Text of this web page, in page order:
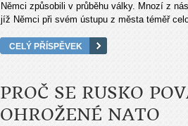
Němci způsobili v průběhu války. Mnozí z
jíž Němci při svém ústupu z města téměř
CELÝ PŘÍSPĚVEK
PROČ SE RUSKO
OHROŽENÉ NATO